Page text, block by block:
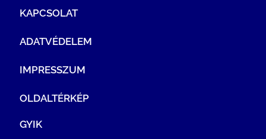
KAPCSOLAT
ADATVÉDELEM
IMPRESSZUM
OLDALTÉRKÉP
GYIK